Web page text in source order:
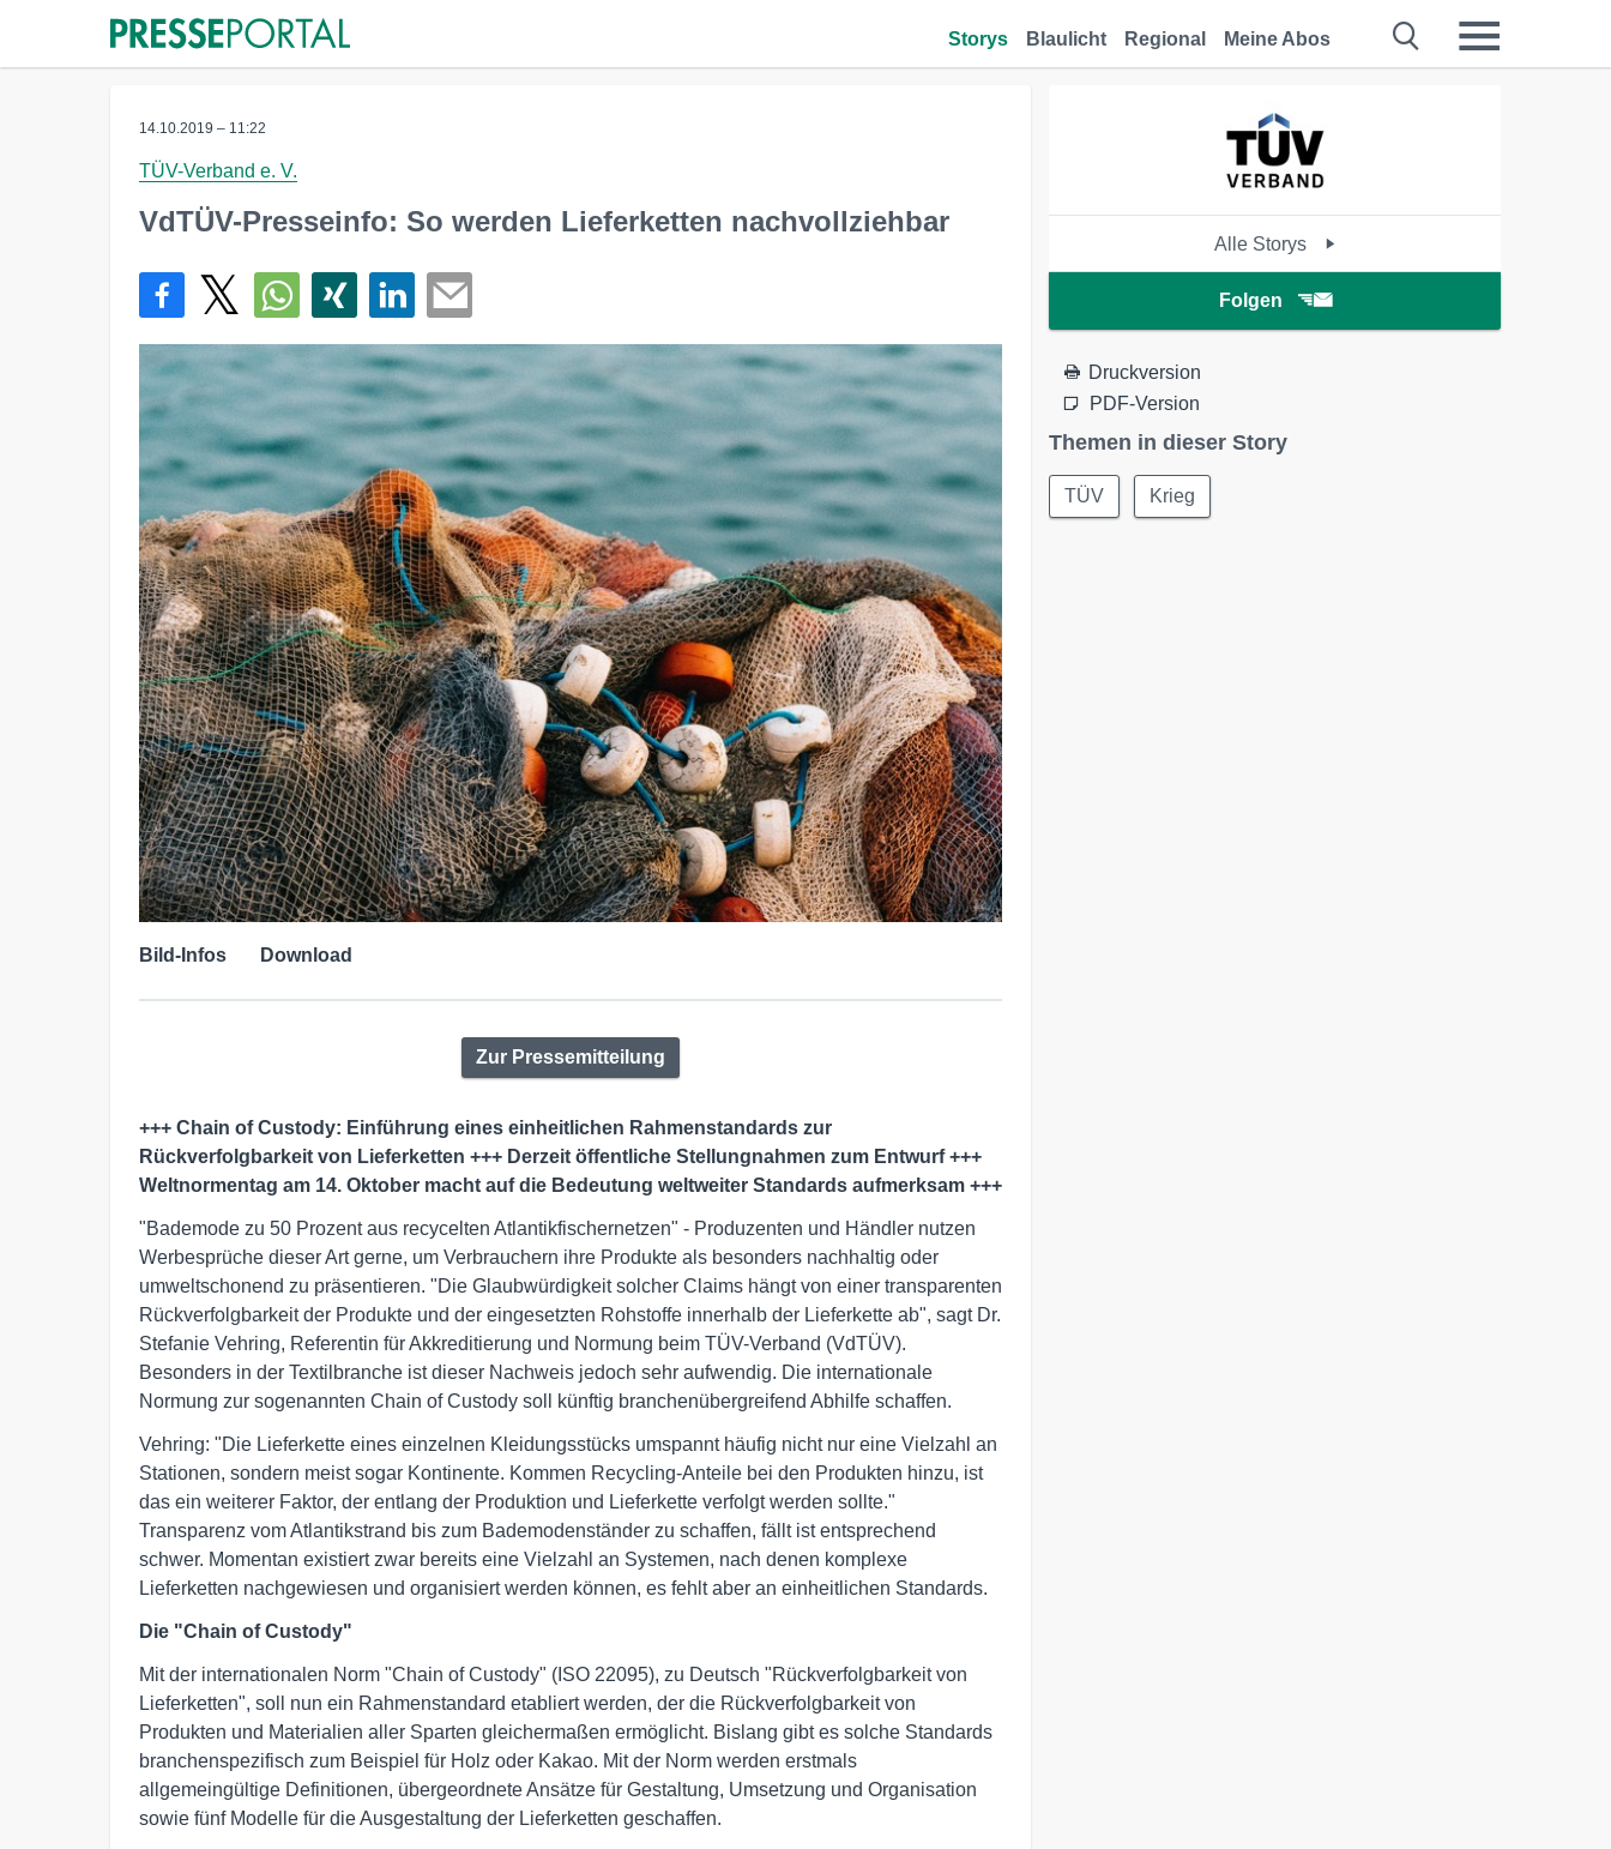
Storys Blaulicht Regional Meine Abos
14.10.2019 – 11:22
TÜV-Verband e. V.
VdTÜV-Presseinfo: So werden Lieferketten nachvollziehbar
Bild-Infos Download
Zur Pressemitteilung
+++ Chain of Custody: Einführung eines einheitlichen Rahmenstandards zur
Rückverfolgbarkeit von Lieferketten +++ Derzeit öffentliche Stellungnahmen zum Entwurf +++
Weltnormentag am 14. Oktober macht auf die Bedeutung weltweiter Standards aufmerksam +++
"Bademode zu 50 Prozent aus recycelten Atlantikfischernetzen" - Produzenten und Händler nutzen
Werbesprüche dieser Art gerne, um Verbrauchern ihre Produkte als besonders nachhaltig oder
umweltschonend zu präsentieren. "Die Glaubwürdigkeit solcher Claims hängt von einer transparenten
Rückverfolgbarkeit der Produkte und der eingesetzten Rohstoffe innerhalb der Lieferkette ab", sagt Dr.
Stefanie Vehring, Referentin für Akkreditierung und Normung beim TÜV-Verband (VdTÜV).
Besonders in der Textilbranche ist dieser Nachweis jedoch sehr aufwendig. Die internationale
Normung zur sogenannten Chain of Custody soll künftig branchenübergreifend Abhilfe schaffen.
Vehring: "Die Lieferkette eines einzelnen Kleidungsstücks umspannt häufig nicht nur eine Vielzahl an
Stationen, sondern meist sogar Kontinente. Kommen Recycling-Anteile bei den Produkten hinzu, ist
das ein weiterer Faktor, der entlang der Produktion und Lieferkette verfolgt werden sollte."
Transparenz vom Atlantikstrand bis zum Bademodenständer zu schaffen, fällt ist entsprechend
schwer. Momentan existiert zwar bereits eine Vielzahl an Systemen, nach denen komplexe
Lieferketten nachgewiesen und organisiert werden können, es fehlt aber an einheitlichen Standards.
Die "Chain of Custody"
Mit der internationalen Norm "Chain of Custody" (ISO 22095), zu Deutsch "Rückverfolgbarkeit von
Lieferketten", soll nun ein Rahmenstandard etabliert werden, der die Rückverfolgbarkeit von
Produkten und Materialien aller Sparten gleichermaßen ermöglicht. Bislang gibt es solche Standards
branchenspezifisch zum Beispiel für Holz oder Kakao. Mit der Norm werden erstmals
allgemeingültige Definitionen, übergeordnete Ansätze für Gestaltung, Umsetzung und Organisation
sowie fünf Modelle für die Ausgestaltung der Lieferketten geschaffen.
Alle Storys
Folgen
Druckversion
PDF-Version
Themen in dieser Story
TÜV Krieg